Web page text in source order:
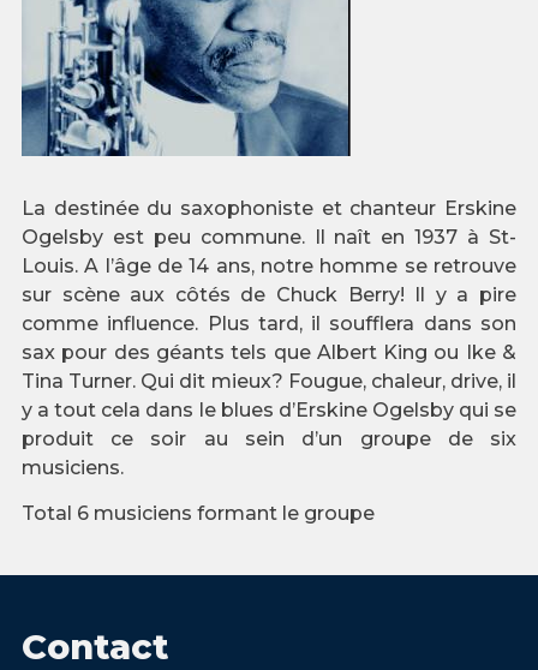
La destinée du saxophoniste et chanteur Erskine
Ogelsby est peu commune. Il naît en 1937 à St-
Louis. A l’âge de 14 ans, notre homme se retrouve
sur scène aux côtés de Chuck Berry! Il y a pire
comme influence. Plus tard, il soufflera dans son
sax pour des géants tels que Albert King ou Ike &
Tina Turner. Qui dit mieux? Fougue, chaleur, drive, il
y a tout cela dans le blues d’Erskine Ogelsby qui se
produit ce soir au sein d’un groupe de six
musiciens.
Total 6 musiciens formant le groupe
Contact